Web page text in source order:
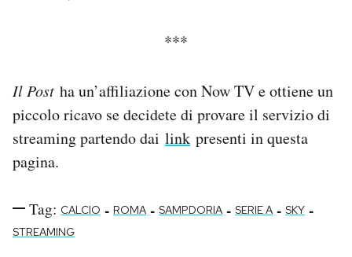
***
Il Post ha un’affiliazione con Now TV e ottiene un
piccolo ricavo se decidete di provare il servizio di
streaming partendo dai link presenti in questa
pagina.
Tag: CALCIO - ROMA - SAMPDORIA - SERIE A - SKY -
STREAMING